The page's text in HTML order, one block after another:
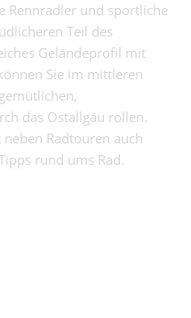
Rennradler und sportliche
Teil des
Geländeprofil mit
Sie im mittleren
das Ostallgäu rollen.
neben Radtouren auch
rund ums Rad.